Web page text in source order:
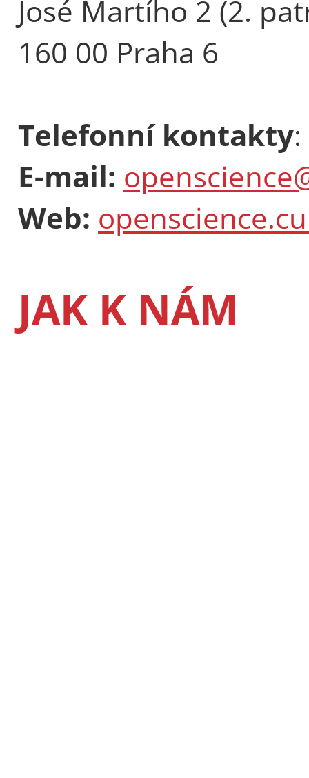
José Martího 2 (2.
160 00 Praha 6
Telefonní kontakty:
E-mail:
Web:
JAK K NÁM